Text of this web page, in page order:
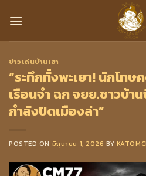
ข่าวเด่นบ้านเฮา
“ระทึกทั้งพะเยา! นักโท
เรือนจำ ฉก จยย.ชาวบ้า
กำลังปิดเมืองล่า”
POSTED ON มิถุนายน 1, 2026 BY